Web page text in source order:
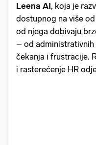
Leena AI, koja je
dostupnog na više
od njega dobivaju
– od
čekanja i frustracije.
i rasterećenje HR